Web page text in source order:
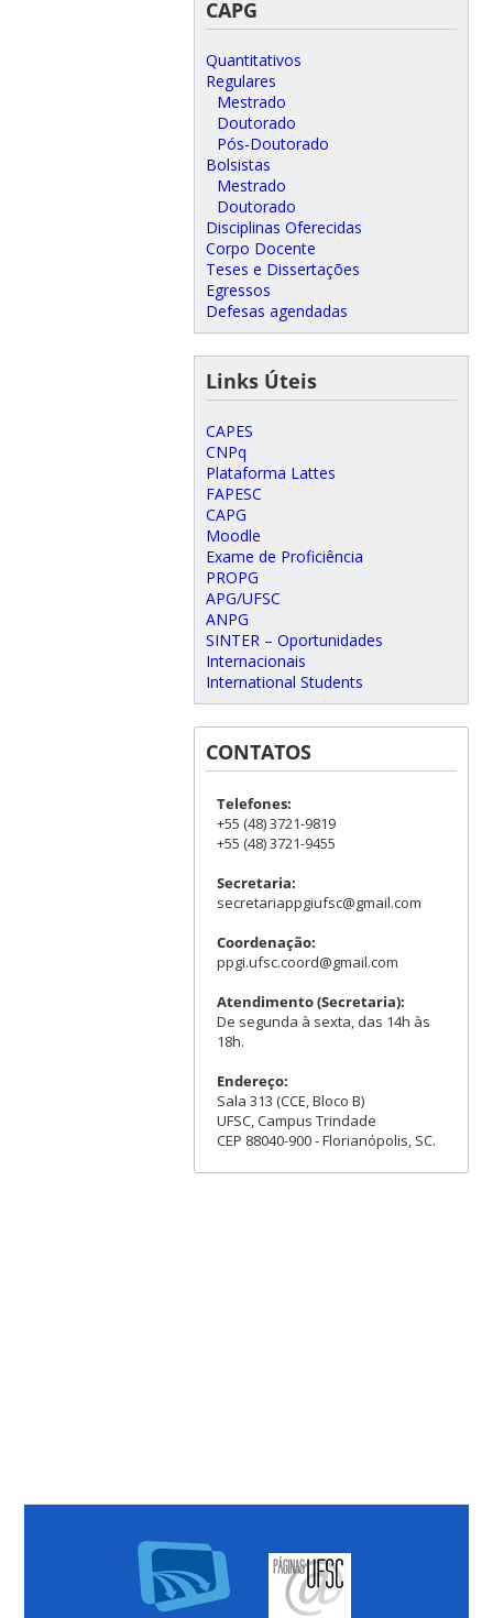
CAPG
Quantitativos
Regulares
Mestrado
Doutorado
Pós-Doutorado
Bolsistas
Mestrado
Doutorado
Disciplinas Oferecidas
Corpo Docente
Teses e Dissertações
Egressos
Defesas agendadas
Links Úteis
CAPES
CNPq
Plataforma Lattes
FAPESC
CAPG
Moodle
Exame de Proficiência
PROPG
APG/UFSC
ANPG
SINTER – Oportunidades
Internacionais
International Students
CONTATOS
Telefones:
+55 (48) 3721-9819
+55 (48) 3721-9455
Secretaria:
secretariappgiufsc@gmail.com
Coordenação:
ppgi.ufsc.coord@gmail.com
Atendimento (Secretaria):
De segunda à sexta, das 14h às
18h.
Endereço:
Sala 313 (CCE, Bloco B)
UFSC, Campus Trindade
CEP 88040-900 - Florianópolis, SC.